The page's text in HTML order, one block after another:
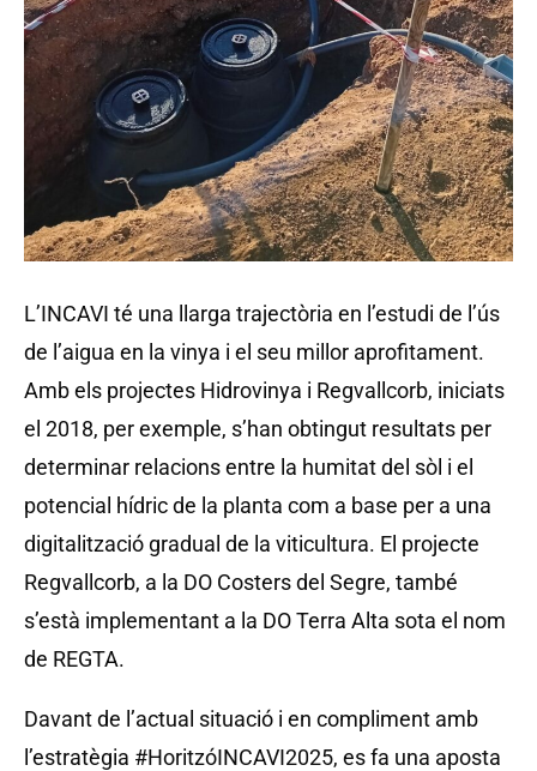
L’INCAVI té una llarga trajectòria en l’estudi de l’ús
de l’aigua en la vinya i el seu millor aprofitament.
Amb els projectes Hidrovinya i Regvallcorb, iniciats
el 2018, per exemple, s’han obtingut resultats per
determinar relacions entre la humitat del sòl i el
potencial hídric de la planta com a base per a una
digitalització gradual de la viticultura. El projecte
Regvallcorb, a la DO Costers del Segre, també
s’està implementant a la DO Terra Alta sota el nom
de REGTA.
Davant de l’actual situació i en compliment amb
l’estratègia #HoritzóINCAVI2025, es fa una aposta